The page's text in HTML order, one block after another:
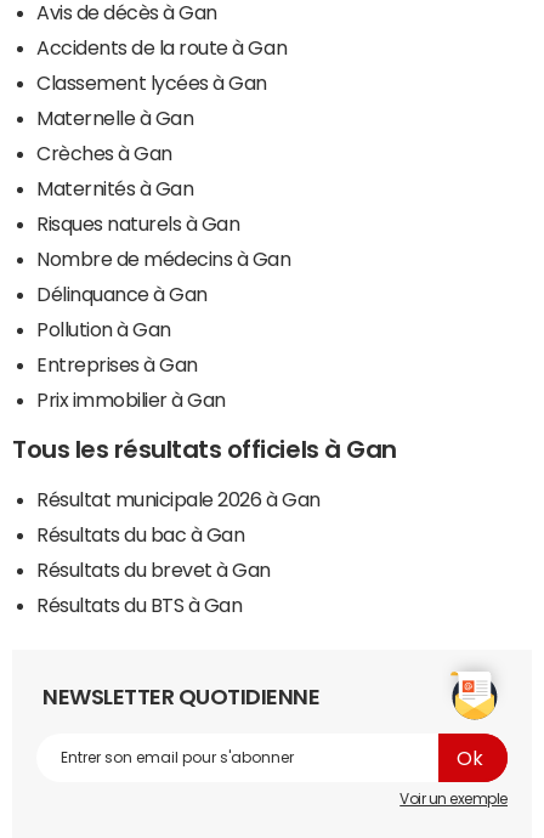
Avis de décès à Gan
Accidents de la route à Gan
Classement lycées à Gan
Maternelle à Gan
Crèches à Gan
Maternités à Gan
Risques naturels à Gan
Nombre de médecins à Gan
Délinquance à Gan
Pollution à Gan
Entreprises à Gan
Prix immobilier à Gan
Tous les résultats officiels à Gan
Résultat municipale 2026 à Gan
Résultats du bac à Gan
Résultats du brevet à Gan
Résultats du BTS à Gan
NEWSLETTER QUOTIDIENNE
Voir un exemple